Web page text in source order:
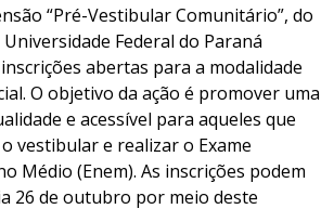
“Pré-Vestibular Comunitário”, do
Federal do Paraná
inscrições abertas para a modalidade
O objetivo da ação é promover uma
e acessível para aqueles que
vestibular e realizar o Exame
Médio (Enem). As inscrições podem
26 de outubro por meio deste